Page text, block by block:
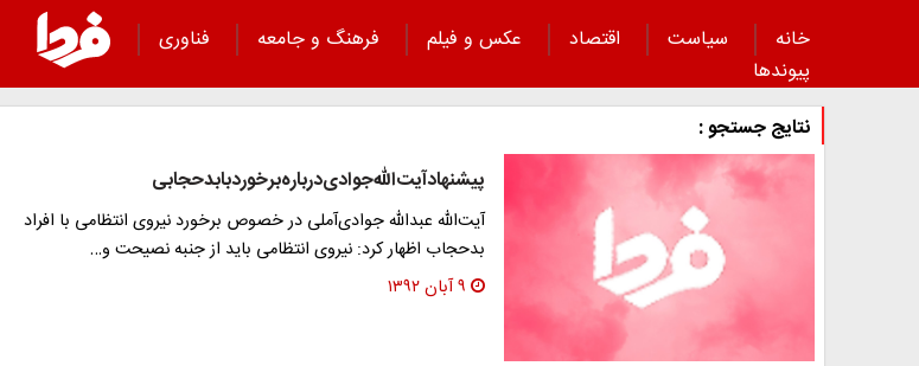
خانه سیاست اقتصاد عکس و فیلم فرهنگ و جامعه
فناوری
پیوند‌ها
نتایج جستجو :
پیشنهادآیت‌الله‌جوادی‌درباره‌برخوردبابدحجابی
آیت‌الله عبدالله جوادی‌آملی در خصوص برخورد نیروی انتظامی با افراد
بدحجاب اظهار کرد: نیروی انتظامی باید از جنبه نصیحت و…
۹ آبان ۱۳۹۲